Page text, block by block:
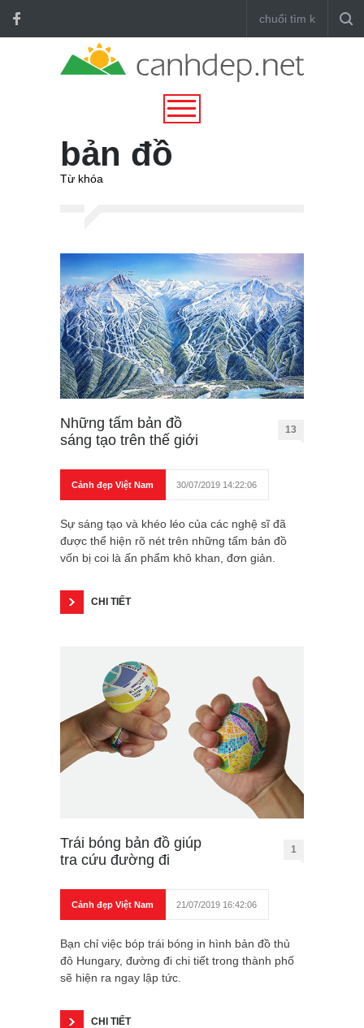
bản đồ
Từ khóa
Những tấm bản đồ
sáng tạo trên thế giới
13
Cảnh đẹp Việt Nam 30/07/2019 14:22:06
Sự sáng tạo và khéo léo của các nghệ sĩ đã
được thể hiện rõ nét trên những tấm bản đồ
vốn bị coi là ấn phẩm khô khan, đơn giản.
CHI TIẾT
Trái bóng bản đồ giúp
tra cứu đường đi
1
Cảnh đẹp Việt Nam 21/07/2019 16:42:06
Bạn chỉ việc bóp trái bóng in hình bản đồ thủ
đô Hungary, đường đi chi tiết trong thành phố
sẽ hiện ra ngay lập tức.
CHI TIẾT